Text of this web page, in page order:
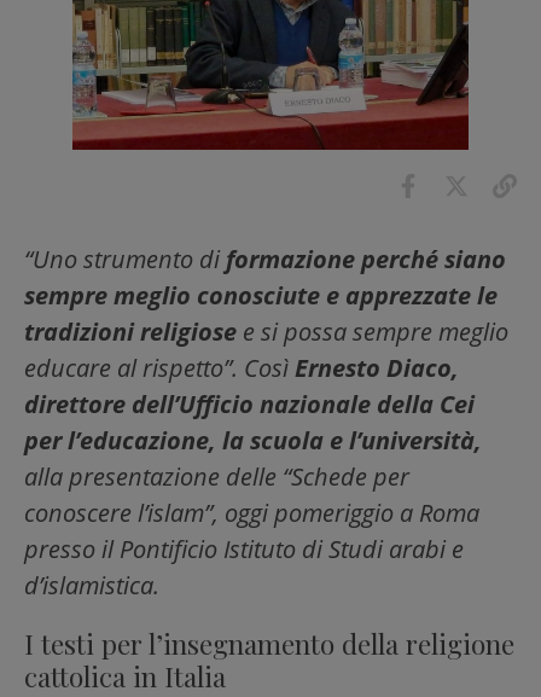
“Uno strumento di formazione perché siano
sempre meglio conosciute e apprezzate le
tradizioni religiose e si possa sempre meglio
educare al rispetto”. CosìErnesto Diaco,
direttore dell’Ufficio nazionale della Cei
per l’educazione, la scuola e l’università,
alla presentazione delle “Schede per
conoscere l’islam”, oggi pomeriggio a Roma
presso il Pontificio Istituto di Studi arabi e
d’islamistica.
I testi per l’insegnamento della religione
cattolica in Italia